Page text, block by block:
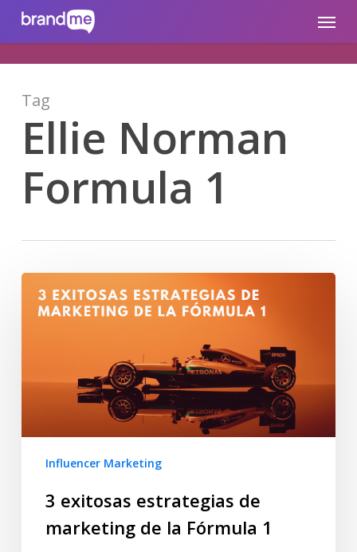
brandme.la Menu
Tag
Ellie Norman
Formula 1
Influencer Marketing
3 exitosas estrategias de
marketing de la Fórmula 1